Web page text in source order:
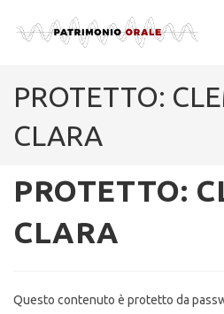
PROTETTO:
CLARA
PROTETTO:
CLARA
Questo contenuto è protetto da